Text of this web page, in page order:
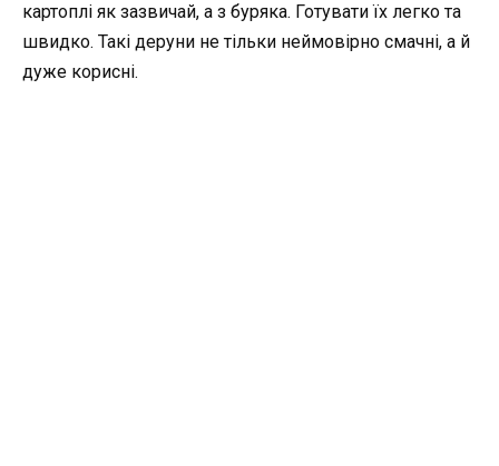
картоплі як зазвичай, а з буряка. Готувати їх легко та
швидко. Такі деруни не тільки неймовірно смачні, а й
дуже корисні.